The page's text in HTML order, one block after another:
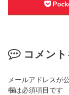
コメン
メールアドレスが
欄は必須項目です